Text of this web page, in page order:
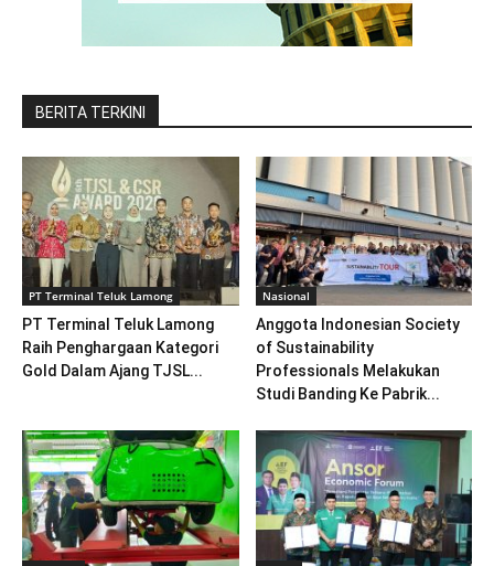
BERITA TERKINI
PT Terminal Teluk Lamong
PT Terminal Teluk Lamong
Raih Penghargaan Kategori
Gold Dalam Ajang TJSL...
Nasional
Anggota Indonesian Society
of Sustainability
Professionals Melakukan
Studi Banding Ke Pabrik...